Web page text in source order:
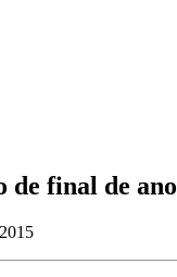
de final de ano